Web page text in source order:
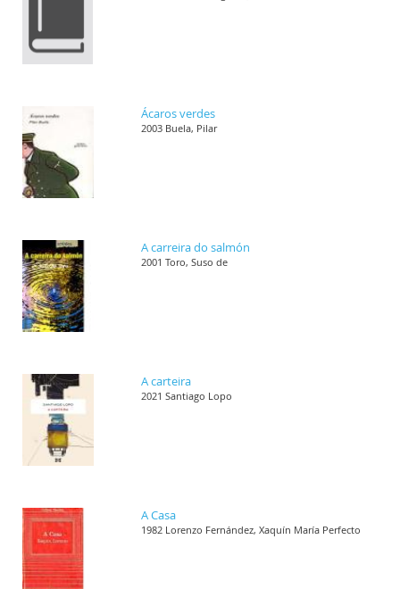
Ácaros verdes
2003 Buela, Pilar
A carreira do salmón
2001 Toro, Suso de
A carteira
2021 Santiago Lopo
A Casa
1982 Lorenzo Fernández, Xaquín María Perfecto